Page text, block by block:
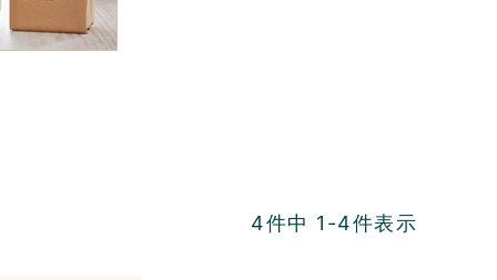
4件中 1 -4件表示